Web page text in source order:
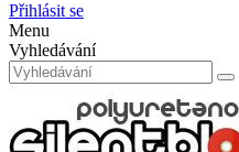
Přihlásit se
Menu
Vyhledávání